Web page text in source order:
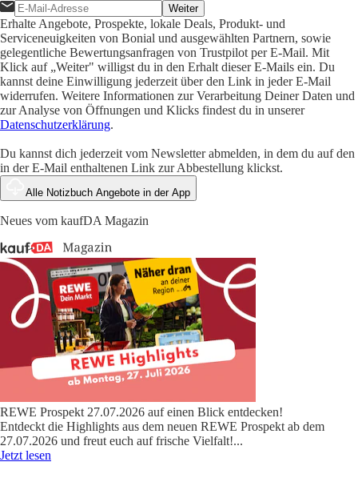
Weiter
Erhalte Angebote, Prospekte, lokale Deals, Produkt- und
Serviceneuigkeiten von Bonial und ausgewählten Partnern, sowie
gelegentliche Bewertungsanfragen von Trustpilot per E-Mail. Mit
Klick auf „Weiter" willigst du in den Erhalt dieser E-Mails ein. Du
kannst deine Einwilligung jederzeit über den Link in jeder E-Mail
widerrufen. Weitere Informationen zur Verarbeitung Deiner Daten und
zur Analyse von Öffnungen und Klicks findest du in unserer
Datenschutzerklärung.
Du kannst dich jederzeit vom Newsletter abmelden, in dem du auf den
in der E-Mail enthaltenen Link zur Abbestellung klickst.
Alle Notizbuch Angebote in der App
Neues vom kaufDA Magazin
REWE Prospekt 27.07.2026 auf einen Blick entdecken!
Entdeckt die Highlights aus dem neuen REWE Prospekt ab dem
27.07.2026 und freut euch auf frische Vielfalt!...
Jetzt lesen